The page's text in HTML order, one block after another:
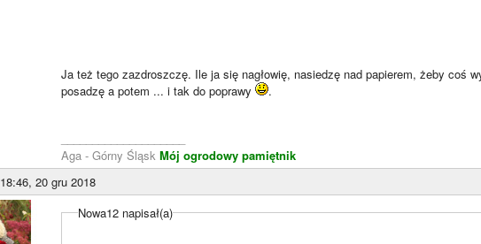
Ja też tego zazdroszczę. Ile ja się nagłowię, nasiedzę nad papierem, żeby coś
posadzę a potem ... i tak do poprawy
.
Aga - Górny Śląsk Mój ogrodowy pamiętnik
18:46, 20 gru 2018
Nowa12 napisał(a)